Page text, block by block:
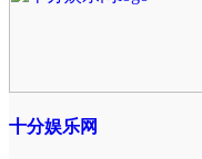
十分娱乐网